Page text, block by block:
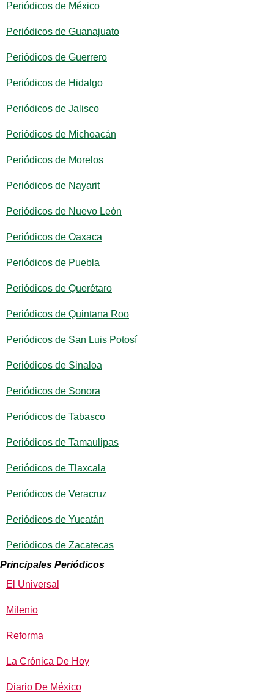
Periódicos de México
Periódicos de Guanajuato
Periódicos de Guerrero
Periódicos de Hidalgo
Periódicos de Jalisco
Periódicos de Michoacán
Periódicos de Morelos
Periódicos de Nayarit
Periódicos de Nuevo León
Periódicos de Oaxaca
Periódicos de Puebla
Periódicos de Querétaro
Periódicos de Quintana Roo
Periódicos de San Luis Potosí
Periódicos de Sinaloa
Periódicos de Sonora
Periódicos de Tabasco
Periódicos de Tamaulipas
Periódicos de Tlaxcala
Periódicos de Veracruz
Periódicos de Yucatán
Periódicos de Zacatecas
Principales Periódicos
El Universal
Milenio
Reforma
La Crónica De Hoy
Diario De México